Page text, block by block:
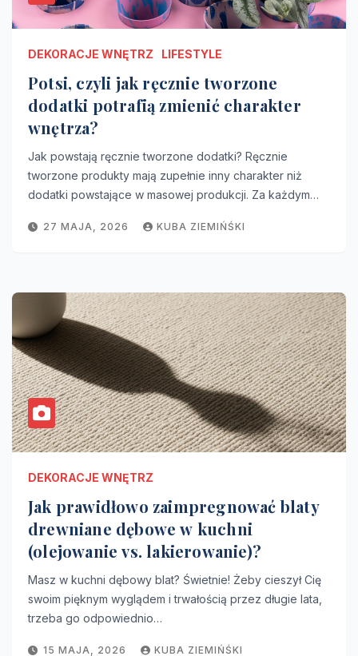
DEKORACJE WNĘTRZ LIFESTYLE
Potsi, czyli jak ręcznie tworzone
dodatki potrafią zmienić charakter
wnętrza?
Jak powstają ręcznie tworzone dodatki? Ręcznie
tworzone produkty mają zupełnie inny charakter niż
dodatki powstające w masowej produkcji. Za każdym…
27 MAJA, 2026 KUBA ZIEMIŃŚKI
DEKORACJE WNĘTRZ
Jak prawidłowo zaimpregnować blaty
drewniane dębowe w kuchni
(olejowanie vs. lakierowanie)?
Masz w kuchni dębowy blat? Świetnie! Żeby cieszył Cię
swoim pięknym wyglądem i trwałością przez długie lata,
trzeba go odpowiednio…
15 MAJA, 2026 KUBA ZIEMIŃŚKI